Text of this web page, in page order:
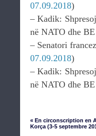
07.09.2018)
– Kadik:
në NATO dhe
– Senatori
07.09.2018)
– Kadik:
në NATO dhe
« En circonscription en
Korça (3-5 septembre